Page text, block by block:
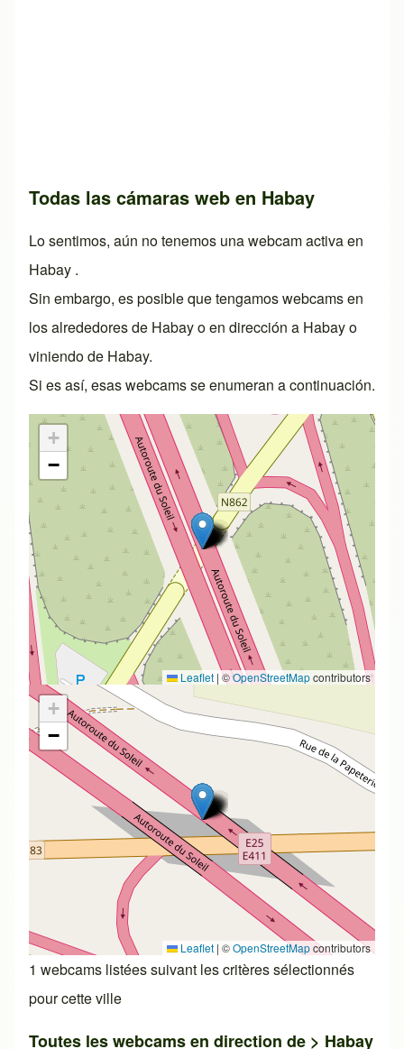
Todas las cámaras web en Habay
Lo sentimos, aún no tenemos una webcam activa en
Habay .
Sin embargo, es posible que tengamos webcams en
los alrededores de Habay o en dirección a Habay o
viniendo de Habay.
Si es así, esas webcams se enumeran a continuación.
+
−
Leaflet | ©OpenStreetMapcontributors
+
−
Leaflet | ©OpenStreetMapcontributors
1 webcams listées suivant les critères sélectionnés
pour cette ville
Toutes les webcams en direction de > Habay